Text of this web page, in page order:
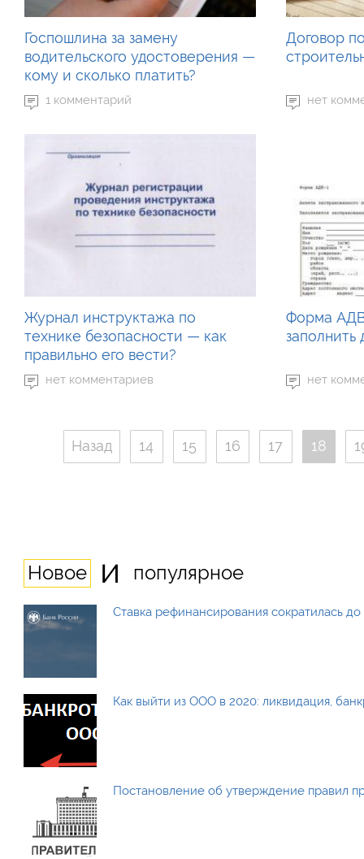
Госпошлина за замену
водительского удостоверения —
кому и сколько платить?
1 комментарий
Договор
нет
Журнал инструктажа по
технике безопасности — как
правильно его вести?
нет комментариев
Форма
заполнить
нет
Назад 14 15 16 17 18
Новое и популярное
Ставка рефинансирования сократилась
Как выйти из ООО в 2020: ликвидация,
Постановление об утверждение правил